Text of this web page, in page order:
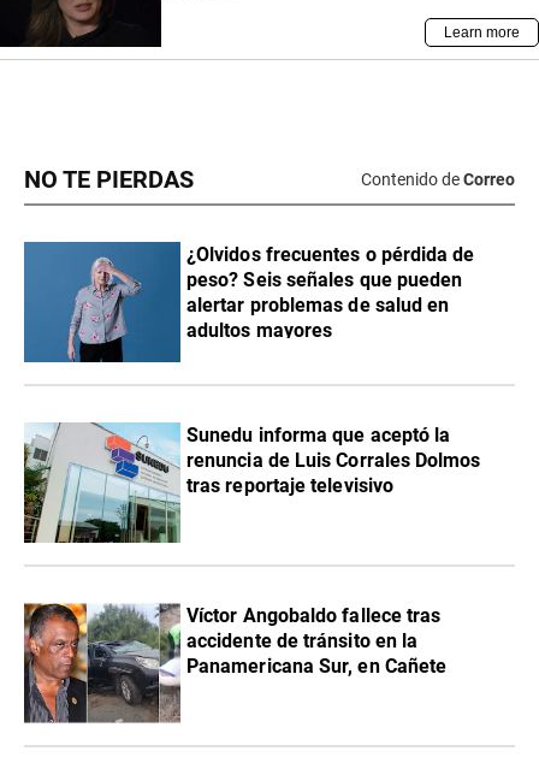
NO TE PIERDAS Contenido deCorreo
¿Olvidos frecuentes o pérdida de
peso? Seis señales que pueden
alertar problemas de salud en
adultos mayores
Sunedu informa que aceptó la
renuncia de Luis Corrales Dolmos
tras reportaje televisivo
Víctor Angobaldo fallece tras
accidente de tránsito en la
Panamericana Sur, en Cañete